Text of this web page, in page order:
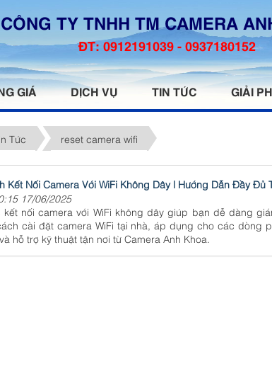
CÔNG TY TNHH TM CAMERA
ĐT: 0912191039 - 0937180152
GIÁ DỊCH VỤ TIN TỨC GIẢI
Tức reset camera wifi
Kết Nối Camera Với WiFi Không Dây | Hướng Dẫn Đầy Đủ
17/06/2025
kết nối camera với WiFi không dây giúp bạn dễ dàng
cài đặt camera WiFi tại nhà, áp dụng cho các dòng
hỗ trợ kỹ thuật tận nơi từ Camera Anh Khoa.